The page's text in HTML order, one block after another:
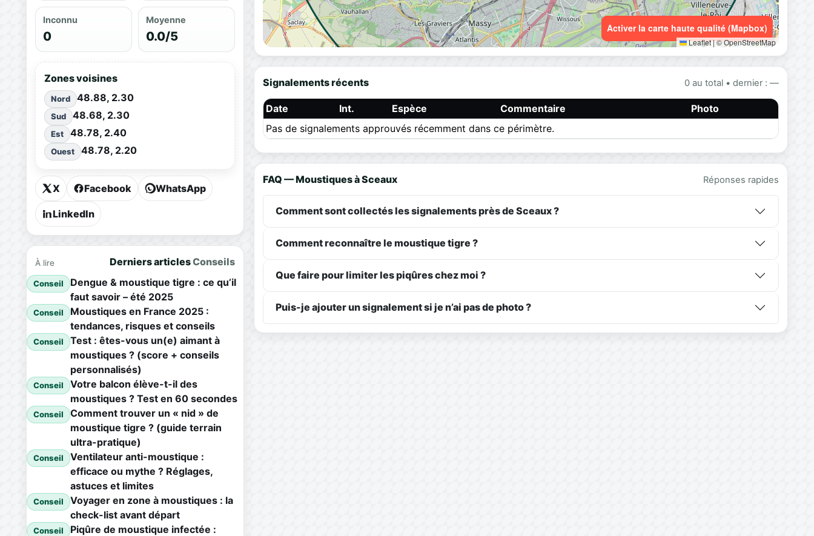
Inconnu
0
Moyenne
0.0/5
Zones voisines
Nord 48.88, 2.30
Sud 48.68, 2.30
Est 48.78, 2.40
Ouest 48.78, 2.20
X Facebook WhatsApp
LinkedIn
À lire Derniers articlesConseils
Conseil
Dengue & moustique tigre : ce qu’il
faut savoir – été 2025
Conseil
Moustiques en France 2025 :
tendances, risques et conseils
Conseil
Test : êtes-vous un(e) aimant à
moustiques ? (score + conseils
personnalisés)
Conseil
Votre balcon élève-t-il des
moustiques ? Test en 60 secondes
Conseil
Comment trouver un « nid » de
moustique tigre ? (guide terrain
ultra-pratique)
Conseil
Ventilateur anti-moustique :
efficace ou mythe ? Réglages,
astuces et limites
Conseil
Voyager en zone à moustiques : la
check-list avant départ
Conseil
Piqûre de moustique infectée :
Leaflet|© OpenStreetMap
Activer la carte haute qualité (Mapbox)
Signalements récents 0 au total • dernier : —
Date Int. Espèce Commentaire
Photo
Pas de signalements approuvés récemment dans ce périmètre.
FAQ — Moustiques à Sceaux Réponses rapides
Comment sont collectés les signalements près de Sceaux ?
Comment reconnaître le moustique tigre ?
Que faire pour limiter les piqûres chez moi ?
Puis-je ajouter un signalement si je n’ai pas de photo ?